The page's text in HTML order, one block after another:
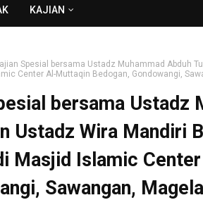
KAJIAN
Spesial bersama Ustadz Muhammad Abduh
Center Al-Muttaqin Bedogan, Gondowangi,
bersama Ustadz
Ustadz Wira Mandiri
Masjid Islamic
Sawangan,